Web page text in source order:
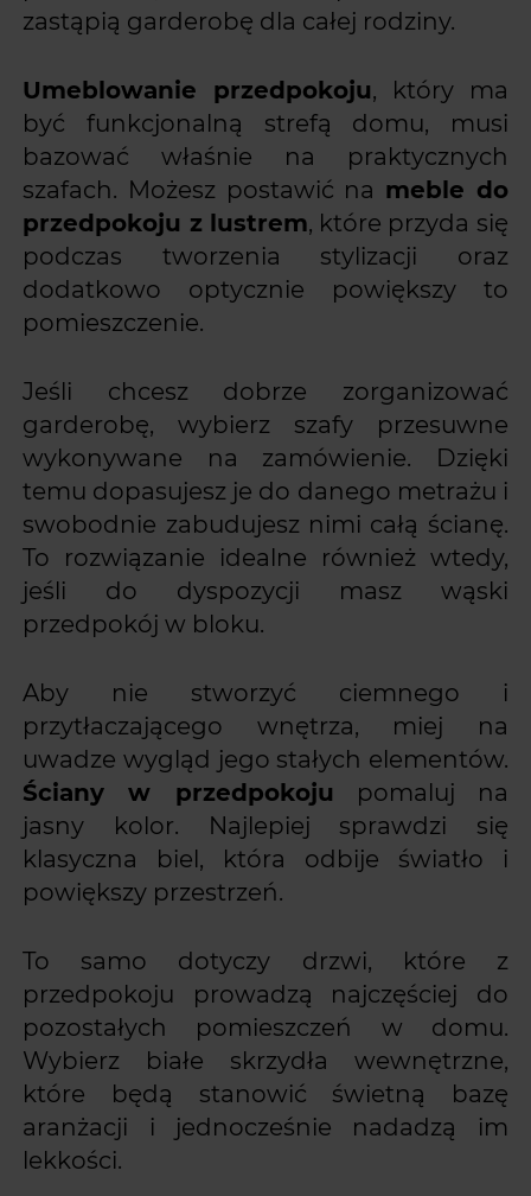
zastąpią garderobę dla całej rodziny.
Umeblowanie przedpokoju, który ma
być funkcjonalną strefą domu, musi
bazować właśnie na praktycznych
szafach. Możesz postawić na meble do
przedpokoju z lustrem, które przyda się
podczas tworzenia stylizacji oraz
dodatkowo optycznie powiększy to
pomieszczenie.
Jeśli chcesz dobrze zorganizować
garderobę, wybierz szafy przesuwne
wykonywane na zamówienie. Dzięki
temu dopasujesz je do danego metrażu i
swobodnie zabudujesz nimi całą ścianę.
To rozwiązanie idealne również wtedy,
jeśli do dyspozycji masz wąski
przedpokój w bloku.
Aby nie stworzyć ciemnego i
przytłaczającego wnętrza, miej na
uwadze wygląd jego stałych elementów.
Ściany w przedpokoju pomaluj na
jasny kolor. Najlepiej sprawdzi się
klasyczna biel, która odbije światło i
powiększy przestrzeń.
To samo dotyczy drzwi, które z
przedpokoju prowadzą najczęściej do
pozostałych pomieszczeń w domu.
Wybierz białe skrzydła wewnętrzne,
które będą stanowić świetną bazę
aranżacji i jednocześnie nadadzą im
lekkości.